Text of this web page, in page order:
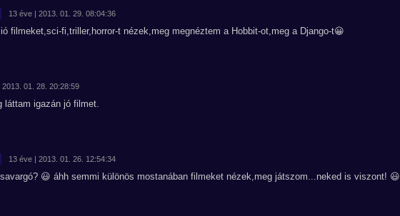
13 éve | 2013. 01. 29. 08:04:36
filmeket,sci-fi,triller,horror-t nézek,meg megnéztem a Hobbit-ot,meg a Django-t😀
2013. 01. 28. 20:28:59
láttam igazán jó filmet.
13 éve | 2013. 01. 26. 12:54:34
😃 áhh semmi különös mostanában filmeket nézek,meg játszom...neked is viszont! 😃